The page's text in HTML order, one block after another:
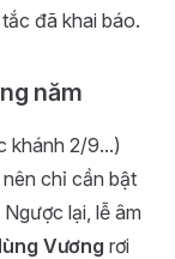
đã khai báo.
năm
khánh 2/9...)
chỉ cần bật
lại, lễ âm
Vương rơi